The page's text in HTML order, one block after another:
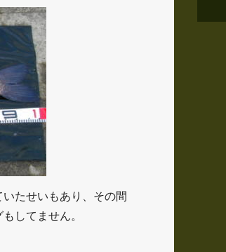
たせいもあり、その間
してません。